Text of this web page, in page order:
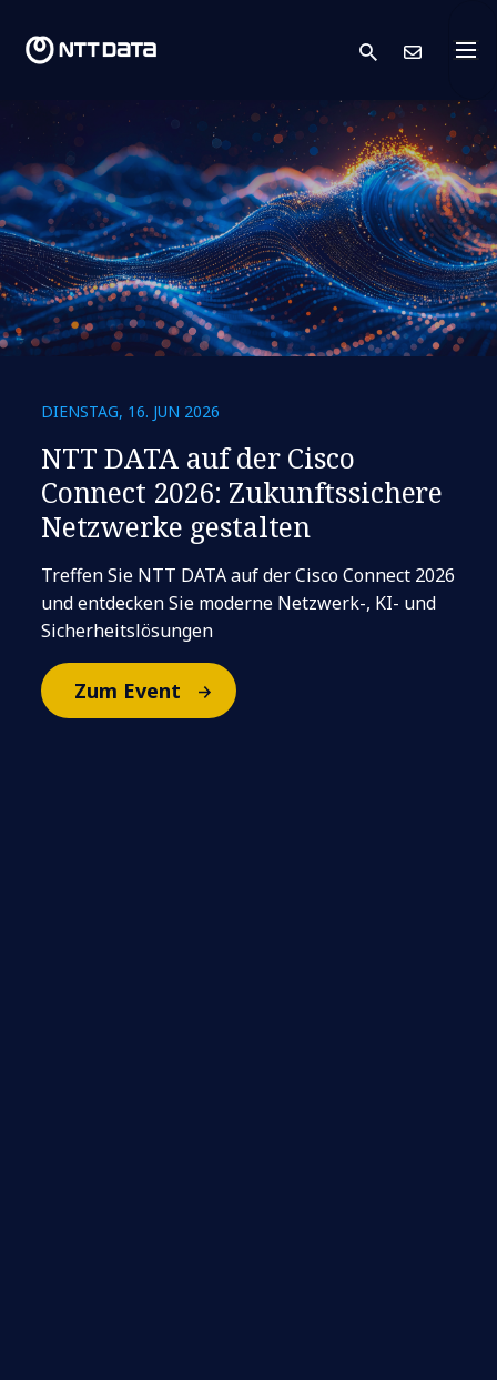
search
DIENSTAG, 16. JUN 2026
NTT DATA auf der Cisco
Connect 2026: Zukunftssichere
Netzwerke gestalten
Treffen Sie NTT DATA auf der Cisco Connect 2026
und entdecken Sie moderne Netzwerk-, KI- und
Sicherheitslösungen
Zum Event